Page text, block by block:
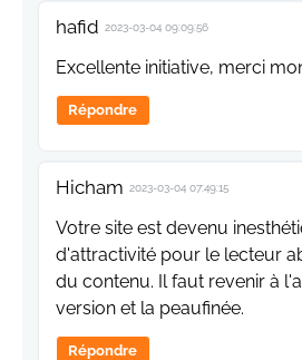
hafid 2023-03-04 09:09:56
Excellente initiative, merci
Répondre
Hicham 2023-03-04 07:49:15
Votre site est devenu
d'attractivité pour le lecteur
du contenu. Il faut revenir à
version et la peaufinée.
Répondre